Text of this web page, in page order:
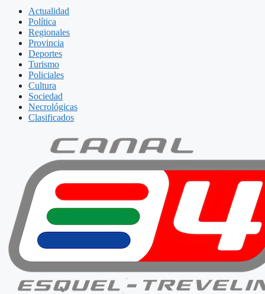
Actualidad
Política
Regionales
Provincia
Deportes
Turismo
Policiales
Cultura
Sociedad
Necrológicas
Clasificados